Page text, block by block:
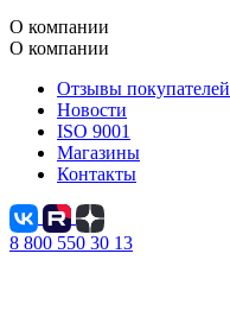
О компании
О компании
Отзывы покупателей
Новости
ISO 9001
Магазины
Контакты
8 800 550 30 13